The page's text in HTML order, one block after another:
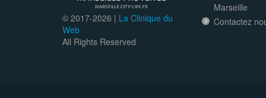
© 2017-2026 | La Clinique du
Web
All Rights Reserved
Marseille
Contactez